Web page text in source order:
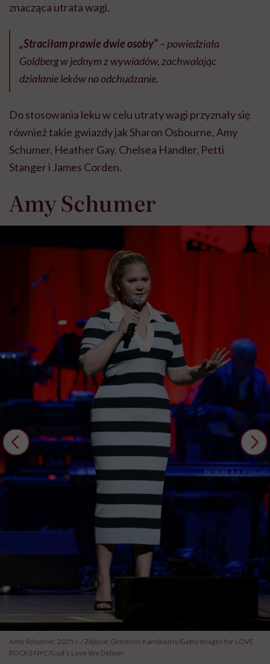
znacząca utrata wagi.
„Straciłam prawie dwie osoby”– powiedziała
Goldberg w jednym z wywiadów, zachwalając
działanie leków na odchudzanie.
Do stosowania leku w celu utraty wagi przyznały się
również takie gwiazdy jak Sharon Osbourne, Amy
Schumer, Heather Gay, Chelsea Handler, Petti
Stanger i James Corden.
Amy Schumer
Amy Schumer, 2025 r. / Zdjęcie: Dimitrios Kambouris/Getty Images for LOVE
ROCKS NYC/God's Love We Deliver